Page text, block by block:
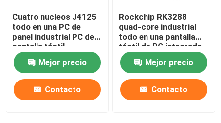
Cuatro nucleos J4125
todo en una PC de
panel industrial PC de
pantalla táctil
integrada de 15
pulgadasMejor precio
Contacto
Rockchip RK3288
quad-core industrial
todo en una pantalla
táctil de PC integrada
2 COM 15 pulgadas
Mejor precio
Contacto